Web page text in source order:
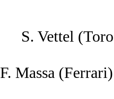
S. Vettel
F. Massa (Ferrari)